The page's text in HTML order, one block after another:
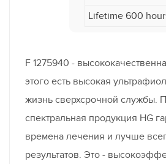
Lifetime 600
F 1275940 -
этого есть высокая
жизнь сверхсрочной службы.
спектральная продукция HG
времена лечения и лучше
результатов. Это -